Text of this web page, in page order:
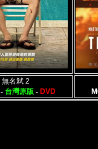
無名弒 2
- 台灣原版 - DVD